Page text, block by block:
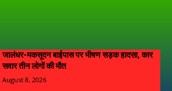
जालंधर-मकसूदन बाईपास पर भीषण सड़क हादसा, कार
सवार तीन लोगों की मौत
August 8, 2026